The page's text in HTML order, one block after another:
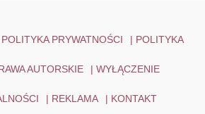
POLITYKA PRYWATNOŚCI | POLITYKA
AUTORSKIE | WYŁĄCZENIE
| REKLAMA | KONTAKT